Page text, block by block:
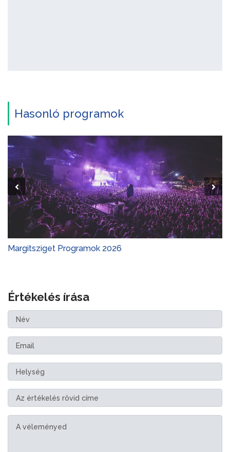
Hasonló programok
Margitsziget Programok 2026
Értékelés írása